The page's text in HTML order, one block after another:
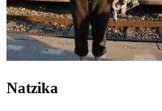
Natzika